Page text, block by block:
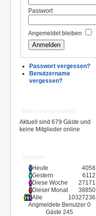
Passwort
Angemeldet bleiben
Passwort vergessen?
Benutzername
vergessen?
Aktuell sind 679 Gäste und
keine Mitglieder online
Heute
4058
Gestern
6112
Diese Woche
27171
Dieser Monat
38850
Alle
10327236
Angmeldete Benutzer 0
Gäste 245